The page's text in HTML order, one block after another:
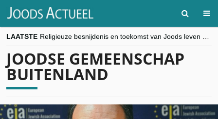
LAATSTE
“Besnijdenisdebat toont hoe moeilijk seculiere Westen minderheden begrijpt”, Jinnih Beels (Vooruit)
JOODSE GEMEENSCHAP
BUITENLAND